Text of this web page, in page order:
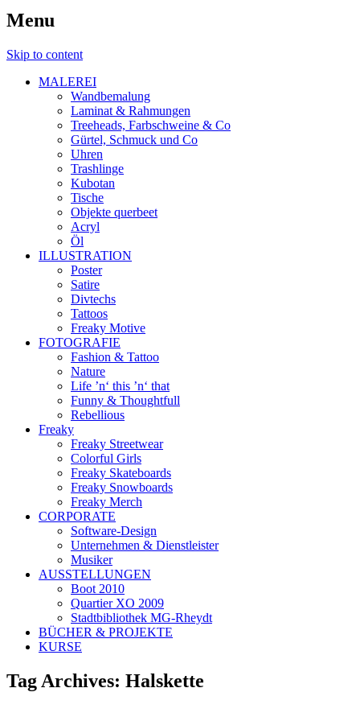
Menu
Skip to content
MALEREI
Wandbemalung
Laminat & Rahmungen
Treeheads, Farbschweine & Co
Gürtel, Schmuck und Co
Uhren
Trashlinge
Kubotan
Tische
Objekte querbeet
Acryl
Öl
ILLUSTRATION
Poster
Satire
Divtechs
Tattoos
Freaky Motive
FOTOGRAFIE
Fashion & Tattoo
Nature
Life ’n‘ this ’n‘ that
Funny & Thoughtfull
Rebellious
Freaky
Freaky Streetwear
Colorful Girls
Freaky Skateboards
Freaky Snowboards
Freaky Merch
CORPORATE
Software-Design
Unternehmen & Dienstleister
Musiker
AUSSTELLUNGEN
Boot 2010
Quartier XO 2009
Stadtbibliothek MG-Rheydt
BÜCHER & PROJEKTE
KURSE
Tag Archives: Halskette